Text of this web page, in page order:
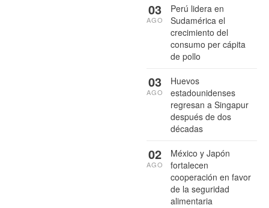
Perú lidera en
Sudamérica el
crecimiento del
consumo per cápita
de pollo
03
AGO
Huevos
estadounidenses
regresan a Singapur
después de dos
décadas
03
AGO
México y Japón
fortalecen
cooperación en favor
de la seguridad
alimentaria
02
AGO